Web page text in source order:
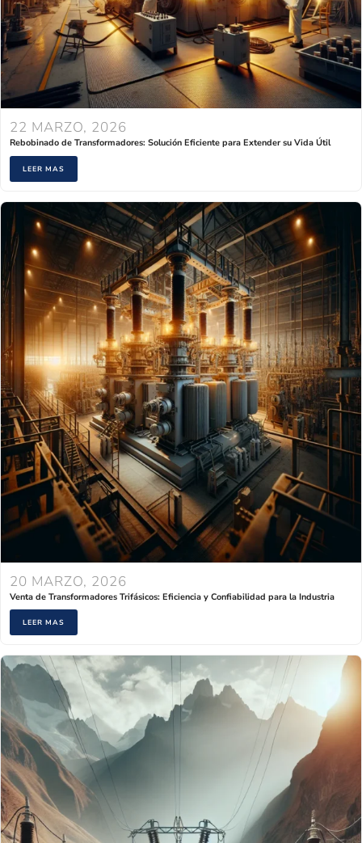
22 MARZO, 2026
Rebobinado de Transformadores: Solución Eficiente para Extender su Vida Útil
LEER MAS
20 MARZO, 2026
Venta de Transformadores Trifásicos: Eficiencia y Confiabilidad para la Industria
LEER MAS